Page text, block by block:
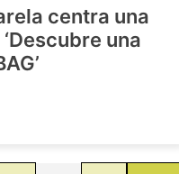
centra una
una